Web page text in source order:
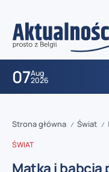
07Aug
2026
Strona główna / Świat /
ŚWIAT
Matka i babcia